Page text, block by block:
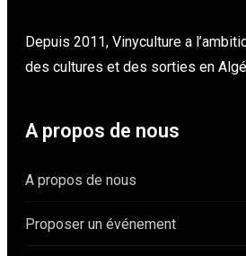
Depuis 2011, Vinyculture a
des cultures et des sorties en
A propos de nous
A propos de nous
Proposer un événement